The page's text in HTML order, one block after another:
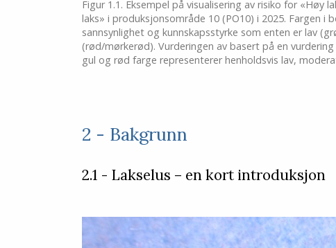
Figur 1.1. Eksempel på visualisering av risiko for
laks» i produksjonsområde 10 (PO10) i 2025. Fargen
sannsynlighet og kunnskapsstyrke som enten er lav
(rød/mørkerød). Vurderingen av basert på en
gul og rød farge representerer henholdsvis lav,
2 - Bakgrunn
2.1 - Lakselus – en kort introduksjon